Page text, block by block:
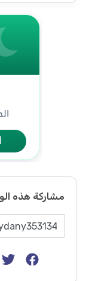
مشاركة هذه